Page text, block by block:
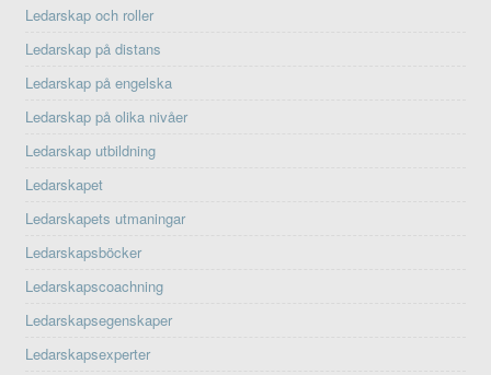
Ledarskap och roller
Ledarskap på distans
Ledarskap på engelska
Ledarskap på olika nivåer
Ledarskap utbildning
Ledarskapet
Ledarskapets utmaningar
Ledarskapsböcker
Ledarskapscoachning
Ledarskapsegenskaper
Ledarskapsexperter